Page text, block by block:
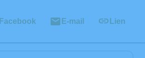
Facebook E-mail Lien